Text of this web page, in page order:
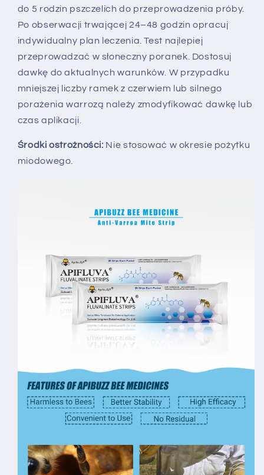
do 5 rodzin pszczelich do przeprowadzenia próby.
Po obserwacji trwającej 24–48 godzin opracuj
indywidualny plan leczenia. Test najlepiej
przeprowadzać w słoneczny poranek. Dostosuj
dawkę do aktualnych warunków. W przypadku
mniejszej liczby ramek z czerwiem lub silnego
porażenia warrozą należy zmodyfikować dawkę lub
czas aplikacji.
Środki ostrożności: Nie stosować w okresie pożytku
miodowego.